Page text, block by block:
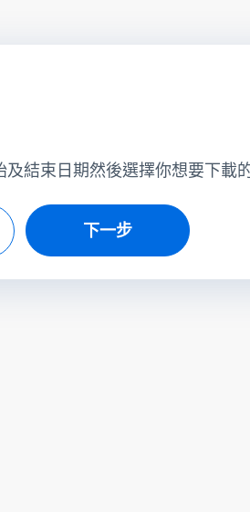
結束日期然後選擇你想要下載
下一步